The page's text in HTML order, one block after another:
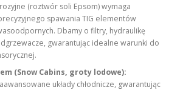
(roztwór soli Epsom) wymaga
spawania TIG elementów
Dbamy o filtry, hydraulikę
gwarantując idealne warunki do
(Snow Cabins, groty lodowe):
układy chłodnicze, gwarantując